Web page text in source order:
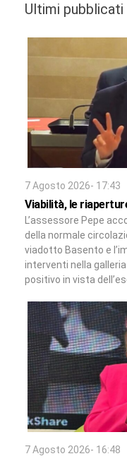
Ultimi pubblicati
7 Agosto 2026- 17:43
Viabilità, le
L’assessore Pepe
della normale
viadotto Basento e
interventi nella
positivo in vista
7 Agosto 2026- 16:48